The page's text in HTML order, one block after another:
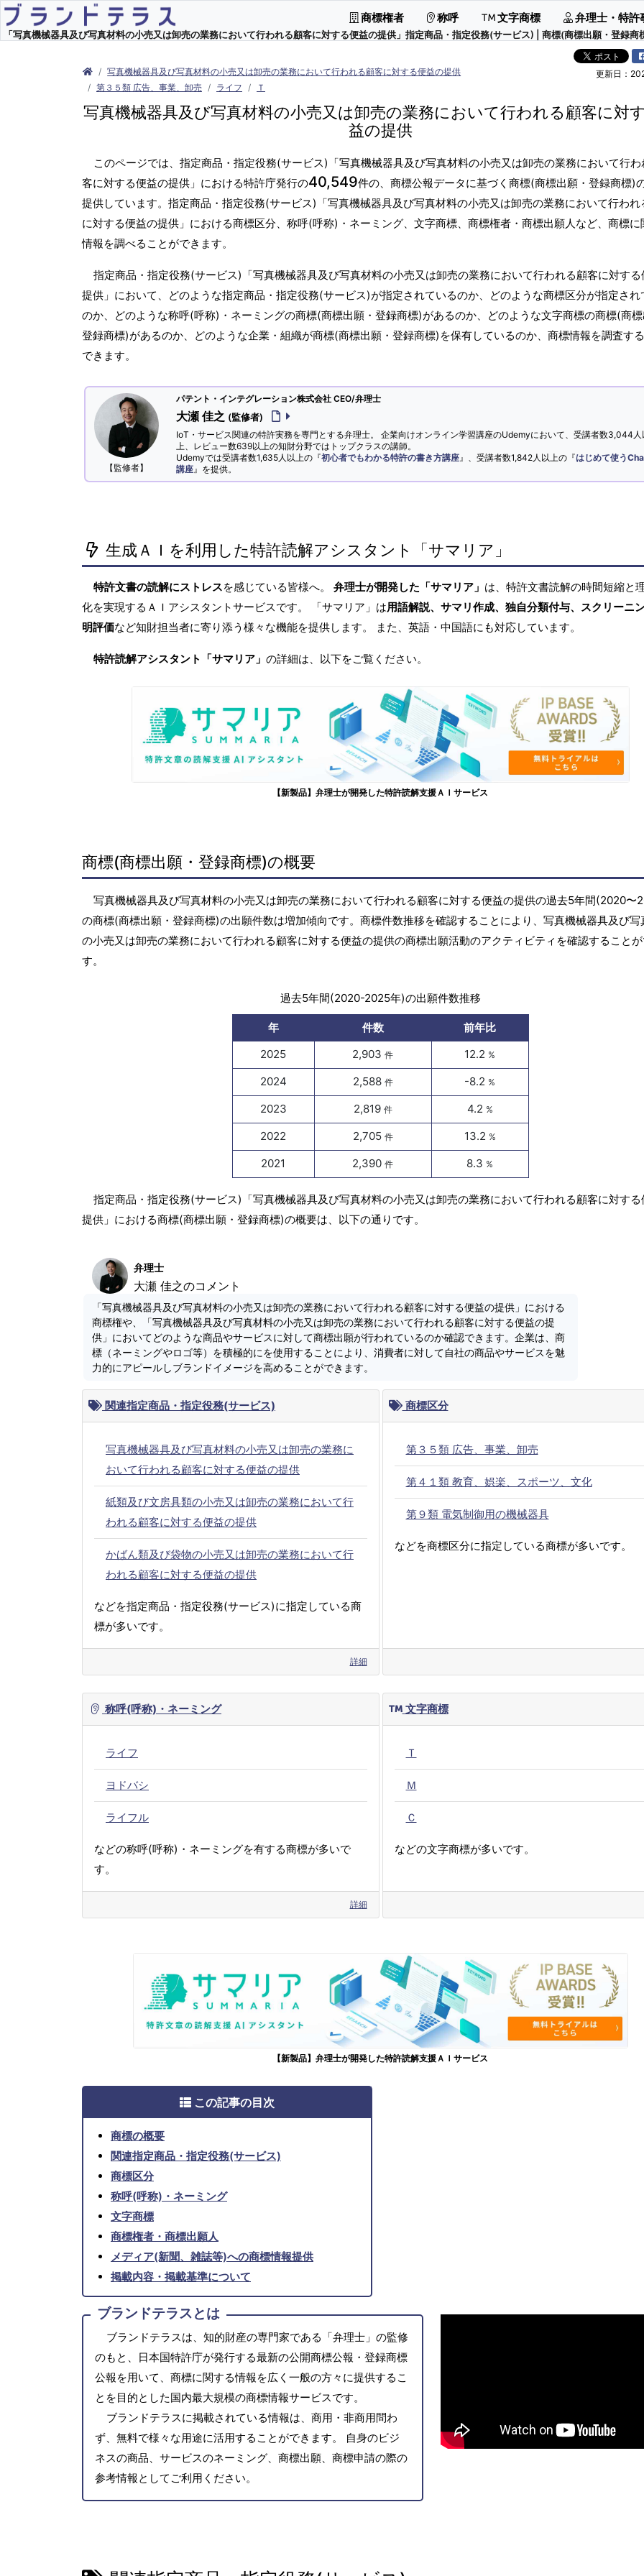
「写真機械器具及び写真材料の小売又は卸売の業務において行われる顧客に対する便益の提供」指定商品・指定役務(サービス) | 商標(商標出願・登録商
商標権者 称呼 文字商標 弁理士・特許
写真機械器具及び写真材料の小売又は卸売の業務において行われる顧客に対する便益の提供
第３５類 広告、事業、卸売
ライフ Ｔ
更新日：
写真機械器具及び写真材料の小売又は卸売の業務において行われる顧客に対
益の提供
このページでは、指定商品・指定役務(サービス)「写真機械器具及び写真材料の小売又は卸売の業務において行わ
客に対する便益の提供」における特許庁発行の40,549件の、商標公報データに基づく商標(商標出願・登録商標)
提供しています。指定商品・指定役務(サービス)「写真機械器具及び写真材料の小売又は卸売の業務において行われ
に対する便益の提供」における商標区分、称呼(呼称)・ネーミング、文字商標、商標権者・商標出願人など、商標に
情報を調べることができます。
指定商品・指定役務(サービス)「写真機械器具及び写真材料の小売又は卸売の業務において行われる顧客に対する
提供」において、どのような指定商品・指定役務(サービス)が指定されているのか、どのような商標区分が指定され
のか、どのような称呼(呼称)・ネーミングの商標(商標出願・登録商標)があるのか、どのような文字商標の商標(商
登録商標)があるのか、どのような企業・組織が商標(商標出願・登録商標)を保有しているのか、商標情報を調査す
できます。
【監修者】
パテント・インテグレーション株式会社 CEO/弁理士
大瀬 佳之 (監修者)
IoT・サービス関連の特許実務を専門とする弁理士。 企業向けオンライン学習講座のUdemyにおいて、受講者数3,044人
上、レビュー数639以上の知財分野ではトップクラスの講師。
Udemyでは受講者数1,635人以上の『初心者でもわかる特許の書き方講座 』、受講者数1,842人以上の『はじめて使う
講座 』を提供。
生成ＡＩを利用した特許読解アシスタント「サマリア」
特許文書の読解にストレスを感じている皆様へ。 弁理士が開発した「サマリア」 は、特許文書読解の時間短縮と
化を実現するＡＩアシスタントサービスです。 「サマリア」は用語解説、サマリ作成、独自分類付与、スクリーニ
明評価など知財担当者に寄り添う様々な機能を提供します。 また、英語・中国語にも対応しています。
特許読解アシスタント「サマリア」 の詳細は、以下をご覧ください。
【新製品】弁理士が開発した特許読解支援ＡＩサービス
商標(商標出願・登録商標)の概要
写真機械器具及び写真材料の小売又は卸売の業務において行われる顧客に対する便益の提供の過去5年間(2020〜
の商標(商標出願・登録商標)の出願件数は増加傾向です。商標件数推移を確認することにより、写真機械器具及び写
の小売又は卸売の業務において行われる顧客に対する便益の提供の商標出願活動のアクティビティを確認すること
す。
過去5年間(2020-2025年)の出願件数推移
年 件数
前年比
2025
2,903件 12.2 %
2024 2,588 件 -8.2 %
2023 2,819 件 4.2 %
2022 2,705 件 13.2 %
2021 2,390件 8.3 %
指定商品・指定役務(サービス)「写真機械器具及び写真材料の小売又は卸売の業務において行われる顧客に対する
提供」における商標(商標出願・登録商標)の概要は、以下の通りです。
弁理士
大瀬 佳之のコメント
「写真機械器具及び写真材料の小売又は卸売の業務において行われる顧客に対する便益の提供」における
商標権や、「写真機械器具及び写真材料の小売又は卸売の業務において行われる顧客に対する便益の提
供」においてどのような商品やサービスに対して商標出願が行われているのか確認できます。企業は、商
標（ネーミングやロゴ等）を積極的にを使用することにより、消費者に対して自社の商品やサービスを魅
力的にアピールしブランドイメージを高めることができます。
関連指定商品・指定役務(サービス)
写真機械器具及び写真材料の小売又は卸売の業務に
おいて行われる顧客に対する便益の提供
紙類及び文房具類の小売又は卸売の業務において行
われる顧客に対する便益の提供
かばん類及び袋物の小売又は卸売の業務において行
われる顧客に対する便益の提供
などを指定商品・指定役務(サービス)に指定している商
標が多いです。
詳細
商標区分
第３５類 広告、事業、卸売
第４１類 教育、娯楽、スポーツ、文化
第９類 電気制御用の機械器具
などを商標区分に指定している商標が多いです。
称呼(呼称)・ネーミング
ライフ
ヨドバシ
ライフル
などの称呼(呼称)・ネーミングを有する商標が多いで
す。
詳細
文字商標
Ｔ
Ｍ
Ｃ
などの文字商標が多いです。
【新製品】弁理士が開発した特許読解支援ＡＩサービス
この記事の目次
商標の概要
関連指定商品・指定役務(サービス)
商標区分
称呼(呼称)・ネーミング
文字商標
商標権者・商標出願人
メディア(新聞、雑誌等)への商標情報提供
掲載内容・掲載基準について
ブランドテラスとは
ブランドテラスは、知的財産の専門家である「弁理士」の監修
のもと、日本国特許庁が発行する最新の公開商標公報・登録商標
公報を用いて、商標に関する情報を広く一般の方々に提供するこ
とを目的とした国内最大規模の商標情報サービスです。
ブランドテラスに掲載されている情報は、商用・非商用問わ
ず、無料で様々な用途に活用することができます。 自身のビジ
ネスの商品、サービスのネーミング、商標出願、商標申請の際の
参考情報としてご利用ください。